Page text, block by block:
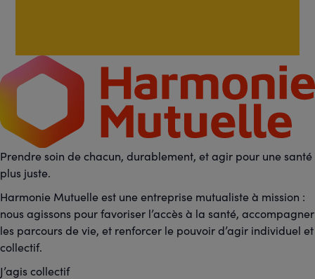
Prendre soin de chacun, durablement, et agir pour une santé
plus juste.
Harmonie Mutuelle est une entreprise mutualiste à mission :
nous agissons pour favoriser l’accès à la santé, accompagner
les parcours de vie, et renforcer le pouvoir d’agir individuel et
collectif.
J’agis collectif